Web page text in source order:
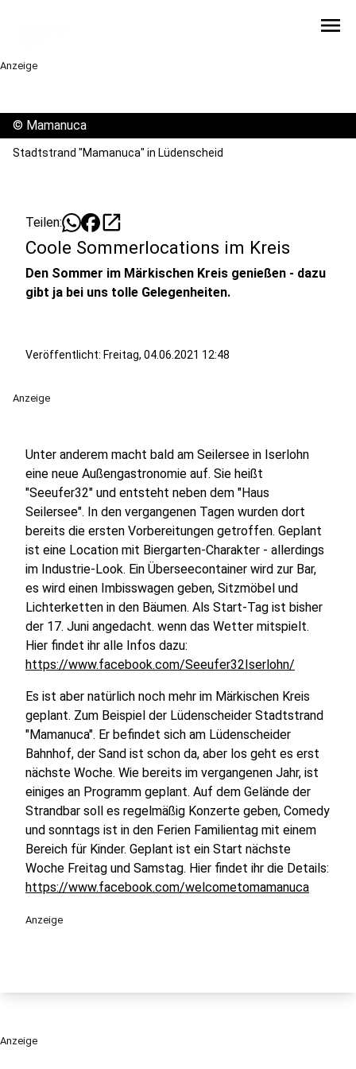
menu
Anzeige
© Mamanuca
Stadtstrand "Mamanuca" in Lüdenscheid
Teilen: open_in_new
Coole Sommerlocations im Kreis
Den Sommer im Märkischen Kreis genießen - dazu
gibt ja bei uns tolle Gelegenheiten.
Veröffentlicht: Freitag, 04.06.2021 12:48
Anzeige
Unter anderem macht bald am Seilersee in Iserlohn
eine neue Außengastronomie auf. Sie heißt
"Seeufer32" und entsteht neben dem "Haus
Seilersee". In den vergangenen Tagen wurden dort
bereits die ersten Vorbereitungen getroffen. Geplant
ist eine Location mit Biergarten-Charakter - allerdings
im Industrie-Look. Ein Überseecontainer wird zur Bar,
es wird einen Imbisswagen geben, Sitzmöbel und
Lichterketten in den Bäumen. Als Start-Tag ist bisher
der 17. Juni angedacht. wenn das Wetter mitspielt.
Hier findet ihr alle Infos dazu:
https://www.facebook.com/Seeufer32Iserlohn/
Es ist aber natürlich noch mehr im Märkischen Kreis
geplant. Zum Beispiel der Lüdenscheider Stadtstrand
"Mamanuca". Er befindet sich am Lüdenscheider
Bahnhof, der Sand ist schon da, aber los geht es erst
nächste Woche. Wie bereits im vergangenen Jahr, ist
einiges an Programm geplant. Auf dem Gelände der
Strandbar soll es regelmäßig Konzerte geben, Comedy
und sonntags ist in den Ferien Familientag mit einem
Bereich für Kinder. Geplant ist ein Start nächste
Woche Freitag und Samstag. Hier findet ihr die Details:
https://www.facebook.com/welcometomamanuca
Anzeige
Anzeige